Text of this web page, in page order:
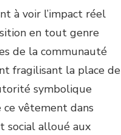
à voir l’impact réel
en tout genre
de la communauté
fragilisant la place de
symbolique
vêtement dans
social alloué aux